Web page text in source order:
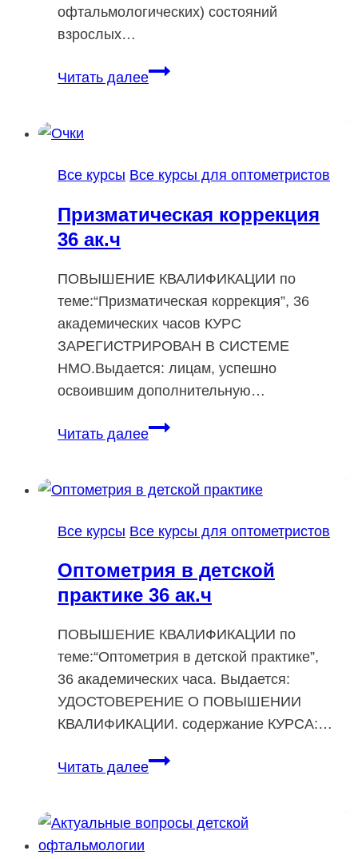
офтальмологических) состояний
взрослых…
Читать далееСпектральная
Все курсы Все курсы для оптометристов
Призматическая коррекция
36 ак.ч
ПОВЫШЕНИЕ КВАЛИФИКАЦИИ по
теме:“Призматическая коррекция”, 36
академических часов КУРС
ЗАРЕГИСТРИРОВАН В СИСТЕМЕ
НМО.Выдается: лицам, успешно
освоившим дополнительную…
Читать далееПризматическая
ак.ч
Все курсы Все курсы для оптометристов
Оптометрия в детской
практике 36 ак.ч
ПОВЫШЕНИЕ КВАЛИФИКАЦИИ по
теме:“Оптометрия в детской практике”,
36 академических часа. Выдается:
УДОСТОВЕРЕНИЕ О ПОВЫШЕНИИ
КВАЛИФИКАЦИИ. содержание КУРСА:…
Читать далееОптометрия
практике